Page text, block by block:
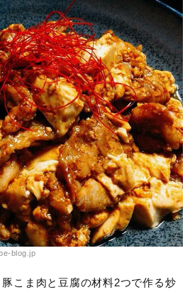
blog.jp
こま肉と豆腐の材料2つで作る炒